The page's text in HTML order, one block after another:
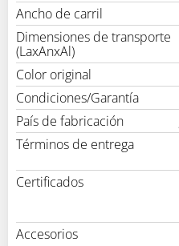
Ancho de carril
Dimensiones de transporte
(LaxAnxAl)
Color original
Condiciones/Garantía
País de fabricación
Términos de entrega
Certificados
Accesorios